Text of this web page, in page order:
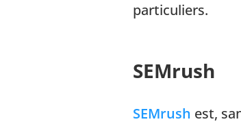
particuliers.
SEMrush
SEMrush est,